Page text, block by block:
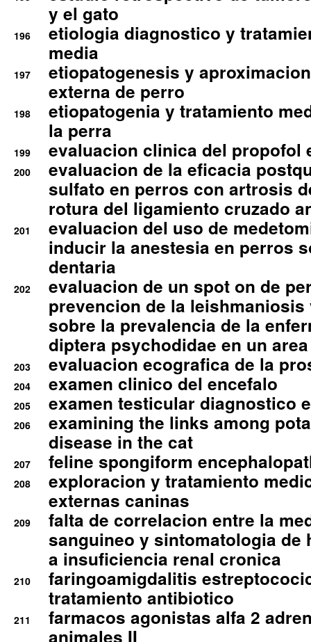
y el gato
196
etiologia diagnostico y
media
197
etiopatogenesis y
externa de perro
198
etiopatogenia y tratamiento
la perra
199 evaluacion clinica del propofol
200
evaluacion de la eficacia
sulfato en perros con artrosis
rotura del ligamiento cruzado
201
evaluacion del uso de
inducir la anestesia en perros
dentaria
202
evaluacion de un spot on de
prevencion de la
sobre la prevalencia de la
diptera psychodidae en un
203 evaluacion ecografica de la
204 examen clinico del encefalo
205 examen testicular diagnostico
206
examining the links among
disease in the cat
207 feline spongiform
208
exploracion y tratamiento
externas caninas
209
falta de correlacion entre la
sanguineo y sintomatologia de
a insuficiencia renal cronica
210
faringoamigdalitis
tratamiento antibiotico
211
farmacos agonistas alfa 2
animales II